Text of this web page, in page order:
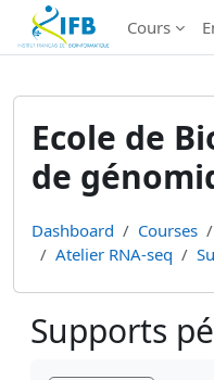
Institut Français de
Skip to main content
Cours
Ecole de
de
Dashboard Courses
Atelier RNA-seq
Supports